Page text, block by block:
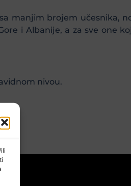
manjim brojem učesnika,
i Albanije, a za sve one
nivou.